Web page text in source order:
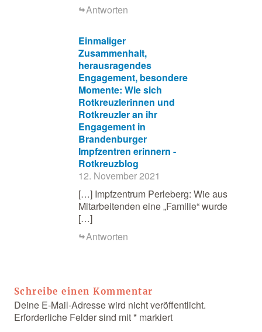
Antworten
Einmaliger
Zusammenhalt,
herausragendes
Engagement, besondere
Momente: Wie sich
Rotkreuzlerinnen und
Rotkreuzler an ihr
Engagement in
Brandenburger
Impfzentren erinnern -
Rotkreuzblog
12. November 2021
[…] Impfzentrum Perleberg: Wie aus
Mitarbeitenden eine „Familie“ wurde
[…]
Antworten
Schreibe einen Kommentar
Deine E-Mail-Adresse wird nicht veröffentlicht.
Erforderliche Felder sind mit *markiert